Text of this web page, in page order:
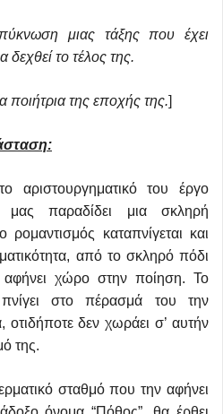
μιας τάξης που έχει
δεχθεί το τέλος της.
ποιήτρια της εποχής της.]
αριστουργηματικό του έργο
παραδίδει μια σκληρή
καταπνίγεται και
από το σκληρό πόδι
χώρο στην ποίηση. Το
στο πέρασμά του την
οτιδήποτε δεν χωράει σ’ αυτήν
της.
σταθμό που την αφήνει